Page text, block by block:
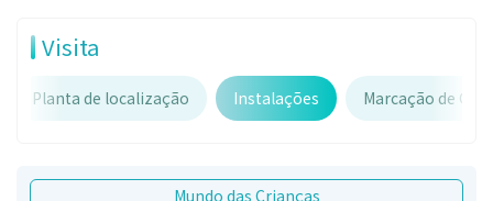
Visita
Planta de localização Instalações Marcação de
Mundo das Crianças